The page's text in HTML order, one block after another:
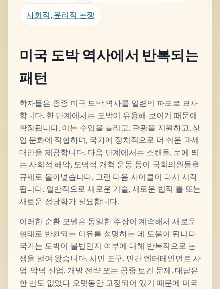
사회적, 윤리적 논쟁
미국 도박 역사에서 반복되는
패턴
학자들은 종종 미국 도박 역사를 일련의 파도로 묘사
합니다. 한 단계에서는 도박이 유용해 보이기 때문에
확장됩니다. 이는 수입을 늘리고, 관광을 지원하고, 상
업 문화에 적합하며, 국가에 정치적으로 더 쉬운 과세
대안을 제공합니다. 다음 단계에서는 스캔들, 눈에 띄
는 사회적 해악, 도덕적 개혁 운동 등이 국회의원들을
규제로 몰아넣습니다. 그런 다음 사이클이 다시 시작
됩니다. 일반적으로 새로운 기술, 새로운 법적 틀 또는
새로운 정당화가 필요합니다.
이러한 순환 모델은 동일한 주장이 계속해서 새로운
형태로 반환되는 이유를 설명하는 데 도움이 됩니다.
국가는 도박이 불법인지 여부에 대해 반복적으로 논
쟁을 벌여 왔습니다. 시민 도구, 민간 엔터테인먼트 사
업, 악덕 산업, 개발 전략 또는 공중 보건 문제. 대답은
한 번도 없었다 오랫동안 고정되어 있기 때문에 미국